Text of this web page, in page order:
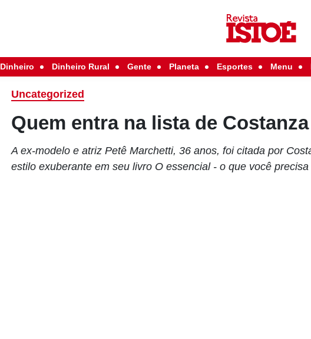
Dinheiro Dinheiro Rural Gente Planeta Esportes Menu
Uncategorized
Quem entra na lista de Costanza
A ex-modelo e atriz Petê Marchetti, 36 anos, foi citada por
estilo exuberante em seu livro O essencial - o que você